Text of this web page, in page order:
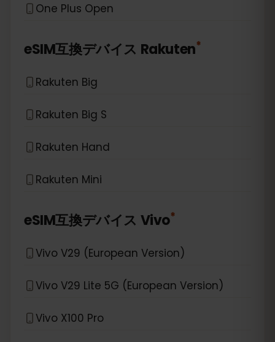
One Plus Open
eSIM互換デバイス Rakuten*
Rakuten Big
Rakuten Big S
Rakuten Hand
Rakuten Mini
eSIM互換デバイス Vivo*
Vivo V29 (European Version)
Vivo V29 Lite 5G (European Version)
Vivo X100 Pro